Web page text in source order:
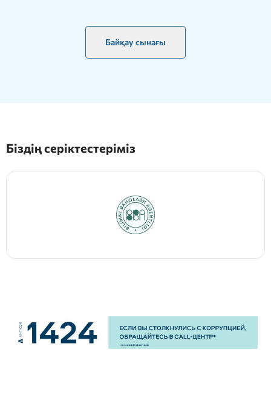
Байқау сынағы
Біздің серіктестеріміз